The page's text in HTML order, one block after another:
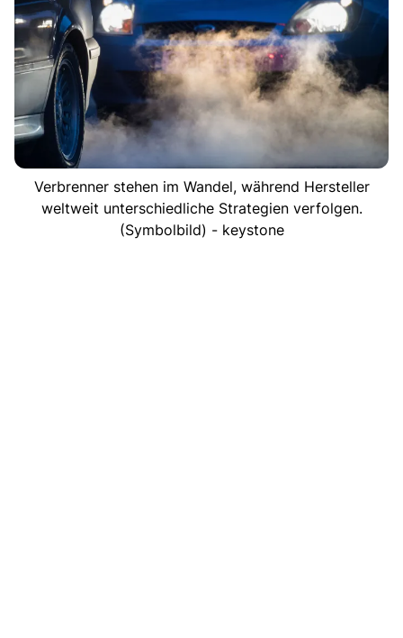
Verbrenner stehen im Wandel, während Hersteller
weltweit unterschiedliche Strategien verfolgen.
(Symbolbild) - keystone